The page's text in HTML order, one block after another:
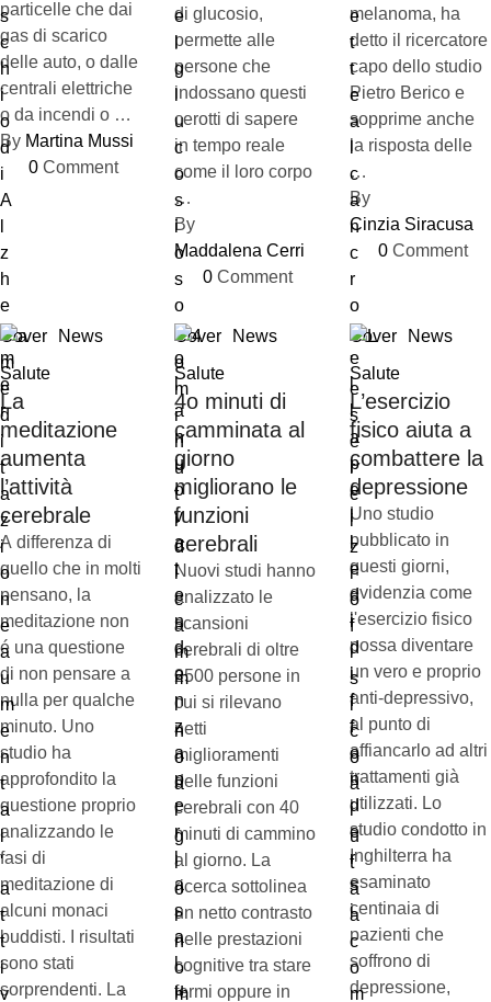
particelle che dai
gas di scarico
delle auto, o dalle
centrali elettriche
o da incendi o …
By Martina Mussi
0 Comment
di glucosio,
permette alle
persone che
indossano questi
cerotti di sapere
in tempo reale
come il loro corpo
…
By
Maddalena Cerri
0 Comment
melanoma, ha
detto il ricercatore
capo dello studio
Pietro Berico e
sopprime anche
la risposta delle
…
By
Cinzia Siracusa
0 Comment
Cover
News
Salute
La
meditazione
aumenta
l’attività
cerebrale
A differenza di
quello che in molti
pensano, la
meditazione non
é una questione
di non pensare a
nulla per qualche
minuto. Uno
studio ha
approfondito la
questione proprio
analizzando le
fasi di
meditazione di
alcuni monaci
buddisti. I risultati
sono stati
sorprendenti. La
Cover
News
Salute
4o minuti di
camminata al
giorno
migliorano le
funzioni
cerebrali
Nuovi studi hanno
analizzato le
scansioni
cerebrali di oltre
2500 persone in
cui si rilevano
netti
miglioramenti
delle funzioni
cerebrali con 40
minuti di cammino
al giorno. La
ricerca sottolinea
un netto contrasto
nelle prestazioni
cognitive tra stare
fermi oppure in
Cover
News
Salute
L’esercizio
fisico aiuta a
combattere la
depressione
Uno studio
pubblicato in
questi giorni,
evidenzia come
l'esercizio fisico
possa diventare
un vero e proprio
anti-depressivo,
al punto di
affiancarlo ad altri
trattamenti già
utilizzati. Lo
studio condotto in
Inghilterra ha
esaminato
centinaia di
pazienti che
soffrono di
depressione,